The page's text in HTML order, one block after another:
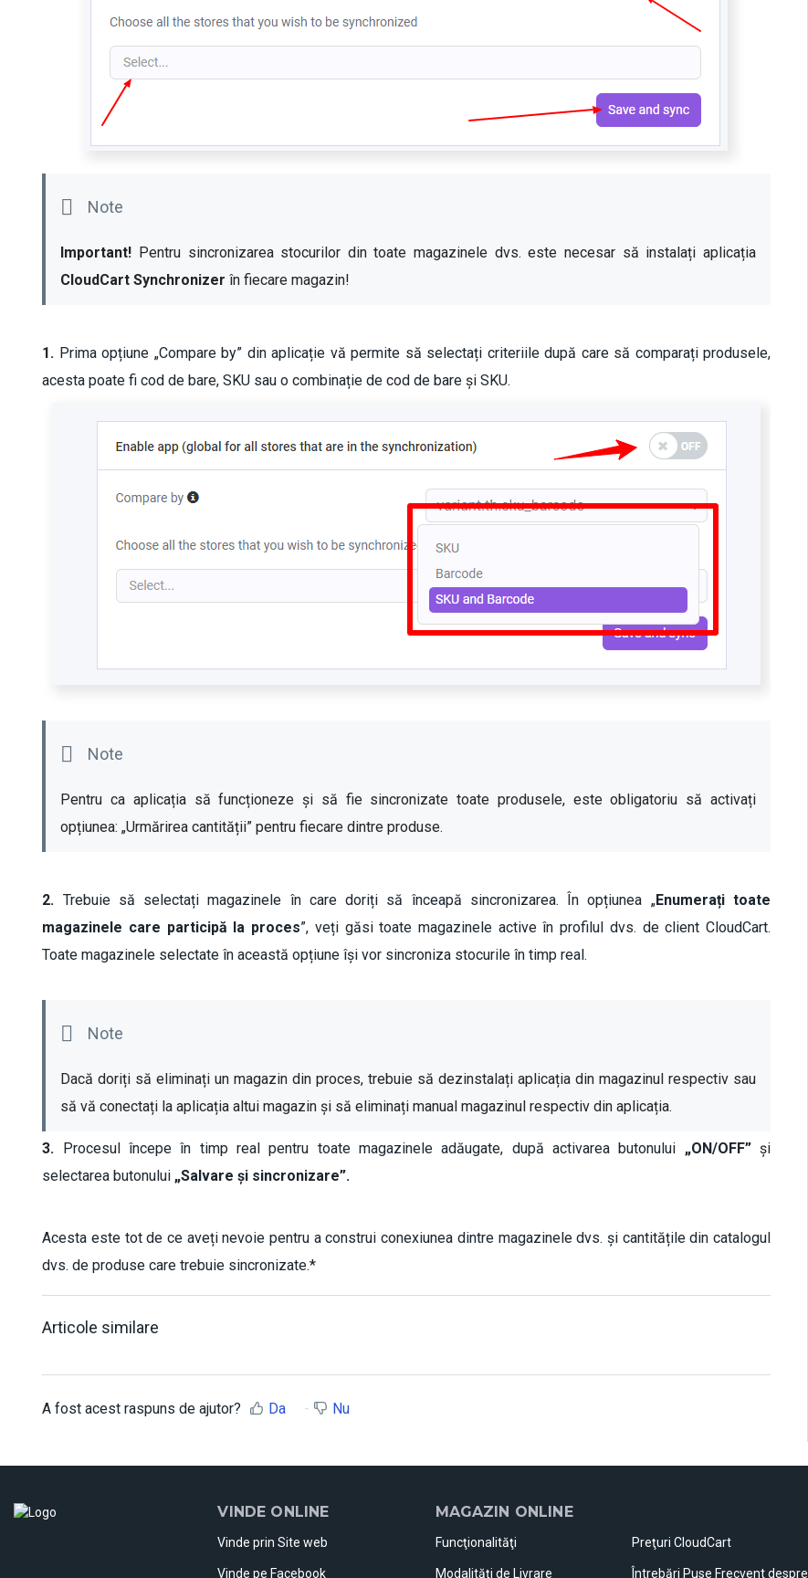
Important!
CloudCart Synchronizer în fiecare magazin!
1. Prima opțiune „Compare by” din aplicație vă permite să selectați criteriile după care să comparați produsele,
acesta poate fi cod de bare, SKU sau o combinație de cod de bare și SKU.
Pentru ca aplicația să funcționeze și să fie sincronizate toate produsele, este obligatoriu să activați
opțiunea: „Urmărirea cantității” pentru fiecare dintre produse.
2. Trebuie să selectați magazinele în care doriți să înceapă sincronizarea. În opțiunea „Enumerați toate
magazinele care participă la proces”, veți găsi toate magazinele active în profilul dvs. de client CloudCart.
Toate magazinele selectate în această opțiune își vor sincroniza stocurile în timp real.
Dacă doriți să eliminați un magazin din proces, trebuie să dezinstalați aplicația din magazinul respectiv sau
să vă conectați la aplicația altui magazin și să eliminați manual magazinul respectiv din aplicația.
3. Procesul începe în timp real pentru toate magazinele adăugate, după activarea butonului „ON/OFF”și
selectarea butonului „Salvare și sincronizare”.
Acesta este tot de ce aveți nevoie pentru a construi conexiunea dintre magazinele dvs. și cantitățile din catalogul
dvs. de produse care trebuie sincronizate.*
Articole similare
A fost acest raspuns de ajutor? Da Nu
VINDE ONLINE
Vinde prin Site web
Vinde pe Facebook
MAGAZIN ONLINE
Funcţionalităţi
Modalităţi de Livrare
Preţuri CloudCart
Întrebări Puse Frecvent despre